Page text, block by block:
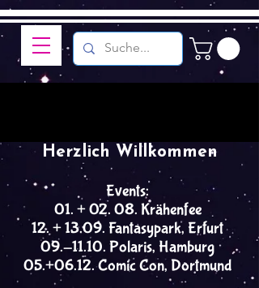
Events:
01. + 02. 08. Krähenfee
12. + 13.09. Fantasypark, Erfurt
09.-11.10. Polaris, Hamburg
05.+06.12. Comic Con, Dortmund
Herzlich Willkommen